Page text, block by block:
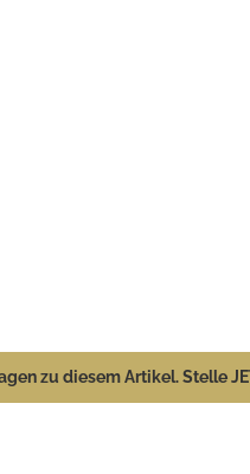
zu diesem Artikel. Stelle